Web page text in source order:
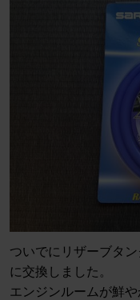
ついでにリザーブタ
に交換しました。
エンジンルームが鮮